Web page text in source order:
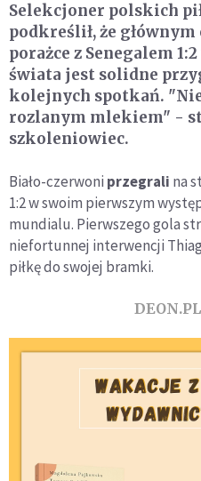
Selekcjoner polskich
podkreślił, że
porażce z Senegalem
świata jest solidne
kolejnych spotkań. "Nie
rozlanym mlekiem" -
szkoleniowiec.
Biało-czerwoni przegrali na
1:2 w swoim pierwszym
mundialu. Pierwszego gola
niefortunnej interwencji
piłkę do swojej bramki.